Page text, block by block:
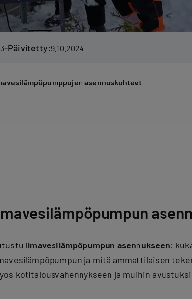
–Päivitetty:9.10.2024
asennuskohteet
ilmavesilämpöpumpun asennukseen:
ja mitä ammattilaisen
kotitalousvähennykseen ja muihin